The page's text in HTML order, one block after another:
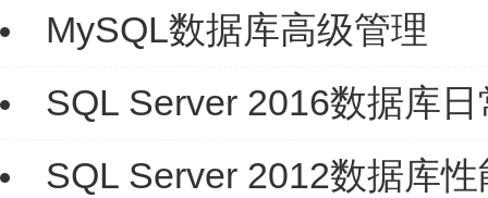
MySQL数据库高级管理
SQL Server 2016数据库
SQL Server 2012数据库